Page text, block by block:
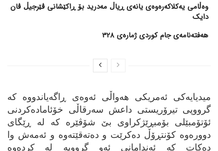
وەڵامی یەکلاکەرەوەی یانەی ڕیاڵ مەدرید بۆ ڕاکێشانی ڤێرجیڵ ڤان
دایک
هەفتەنامەی جام کوردی ژمارەی 328
میدیایه‌کی ئه‌مریکی هه‌واڵی ئه‌وه‌ی ڕاگه‌یاندووه‌ که‌
گرووپی تیرۆریستی داعش سه‌رقاڵی خۆئاماده‌کردنی
ئۆتۆمبێلی بۆمبڕێژکراوی بێ شۆڤێره‌ که‌ له‌ ڕێگای
دووره‌وه‌ کۆنتڕۆڵ ده‌کرێت و ده‌ته‌قێته‌وه‌ و ئه‌مه‌ش وا
ده‌کات که‌ ئه‌ندامانی ئه‌و گرووپه‌ له‌ کرده‌وه‌